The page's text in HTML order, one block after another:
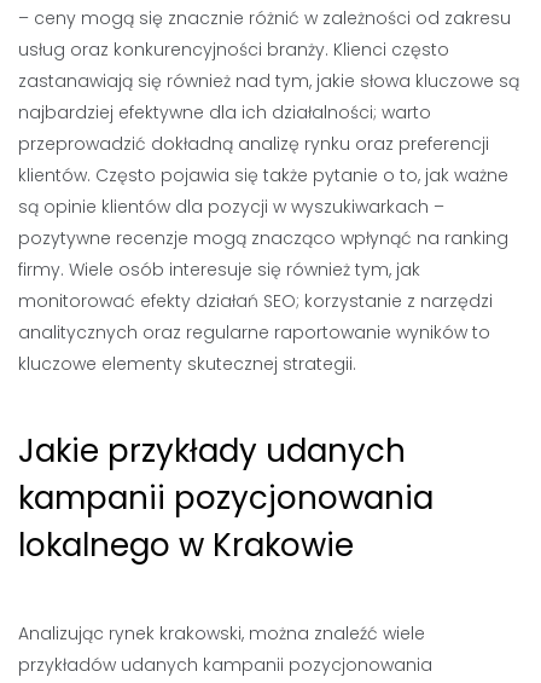
– ceny mogą się znacznie różnić w zależności od zakresu
usług oraz konkurencyjności branży. Klienci często
zastanawiają się również nad tym, jakie słowa kluczowe są
najbardziej efektywne dla ich działalności; warto
przeprowadzić dokładną analizę rynku oraz preferencji
klientów. Często pojawia się także pytanie o to, jak ważne
są opinie klientów dla pozycji w wyszukiwarkach –
pozytywne recenzje mogą znacząco wpłynąć na ranking
firmy. Wiele osób interesuje się również tym, jak
monitorować efekty działań SEO; korzystanie z narzędzi
analitycznych oraz regularne raportowanie wyników to
kluczowe elementy skutecznej strategii.
Jakie przykłady udanych
kampanii pozycjonowania
lokalnego w Krakowie
Analizując rynek krakowski, można znaleźć wiele
przykładów udanych kampanii pozycjonowania